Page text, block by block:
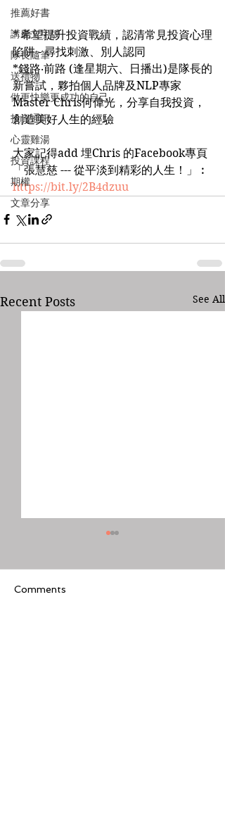
推薦好書
講座文字版
隊長隨筆
送禮物
做更快樂更成功的自己
投資通訊
心靈雞湯
投資課程
期權
文章分享
* 希望提升投資戰績，認清常見投資心理
陷阱 - 尋找刺激、別人認同
*錢路‧前路 (逢星期六、日播出)是隊長的
新嘗試，夥拍個人品牌及NLP專家
Master Chris何偉光，分享自我投資，
創造美好人生的經驗
大家記得add 埋Chris 的Facebook專頁
「張慧慈 --- 從平淡到精彩的人生！」︰
https://bit.ly/2B4dzuu
Recent Posts See All
Comments